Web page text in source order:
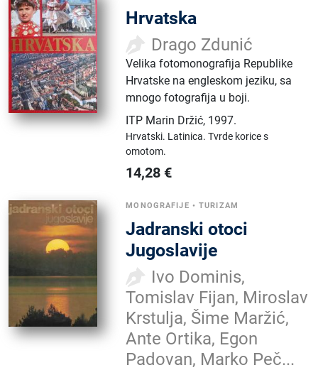
Hrvatska
Drago Zdunić
Velika fotomonografija Republike
Hrvatske na engleskom jeziku, sa
mnogo fotografija u boji.
ITP Marin Držić, 1997.
Hrvatski. Latinica.Tvrde korice s
omotom.
14,28 €
MONOGRAFIJE •TURIZAM
Jadranski otoci
Jugoslavije
Ivo Dominis,
Tomislav Fijan, Miroslav
Krstulja, Šime Maržić,
Ante Ortika, Egon
Padovan, Marko Peč...